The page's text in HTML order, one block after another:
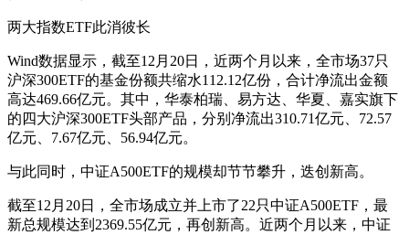
两大指数ETF此消彼长
Wind数据显示，截至12月20日，近两个月以来，全市场37只
沪深300ETF的基金份额共缩水112.12亿份，合计净流出金额
高达469.66亿元。其中，华泰柏瑞、易方达、华夏、嘉实旗下
的四大沪深300ETF头部产品，分别净流出310.71亿元、72.57
亿元、7.67亿元、56.94亿元。
与此同时，中证A500ETF的规模却节节攀升，迭创新高。
截至12月20日，全市场成立并上市了22只中证A500ETF，最
新总规模达到2369.55亿元，再创新高。近两个月以来，中证